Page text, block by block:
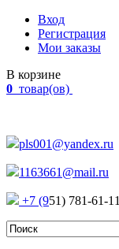
Вход
Регистрация
Мои заказы
В корзине
0 товар(ов)
pls001@yandex.ru
1163661@mail.ru
+7 (951) 781-61-11